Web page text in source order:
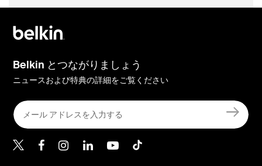
Belkin とつながりましょう
ニュースおよび特典の詳細をご覧ください
Belkin Twitter
Belkin Facebook
Belkin Instagram
Belkin LinkedIn
Belkin Youtube
Belkin TikTok